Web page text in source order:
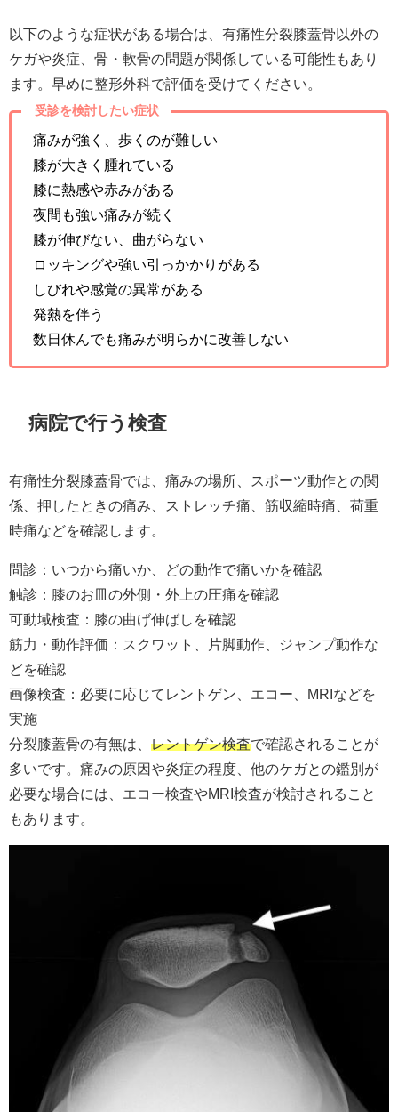
以下のような症状がある場合は、有痛性分裂膝蓋骨以外の
ケガや炎症、骨・軟骨の問題が関係している可能性もあり
ます。早めに整形外科で評価を受けてください。
受診を検討したい症状
痛みが強く、歩くのが難しい
膝が大きく腫れている
膝に熱感や赤みがある
夜間も強い痛みが続く
膝が伸びない、曲がらない
ロッキングや強い引っかかりがある
しびれや感覚の異常がある
発熱を伴う
数日休んでも痛みが明らかに改善しない
病院で行う検査
有痛性分裂膝蓋骨では、痛みの場所、スポーツ動作との関
係、押したときの痛み、ストレッチ痛、筋収縮時痛、荷重
時痛などを確認します。
問診：いつから痛いか、どの動作で痛いかを確認
触診：膝のお皿の外側・外上の圧痛を確認
可動域検査：膝の曲げ伸ばしを確認
筋力・動作評価：スクワット、片脚動作、ジャンプ動作な
どを確認
画像検査：必要に応じてレントゲン、エコー、MRIなどを
実施
分裂膝蓋骨の有無は、 レントゲン検査で確認されることが
多いです。痛みの原因や炎症の程度、他のケガとの鑑別が
必要な場合には、エコー検査やMRI検査が検討されること
もあります。